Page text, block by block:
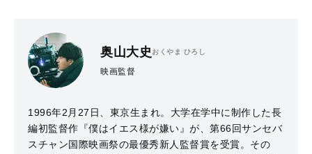
奥山大史 おくやま ひろし
映画監督
1996年2月27日、東京生まれ。大学在学中に制作した⻑
編初監督作『僕はイエス様が嫌い』が、第66回サンセバ
スチャン国際映画祭の最優秀新人監督賞を受賞。その